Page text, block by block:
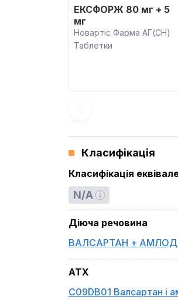
ЕКСФОРЖ 80 мг + 5
мг
Новартіс Фарма АГ(CH)
Таблетки
Класифікація
Класифікація
N/A
Діюча речовина
ВАЛСАРТАН +
ATX
C09DB01 Валсартан і